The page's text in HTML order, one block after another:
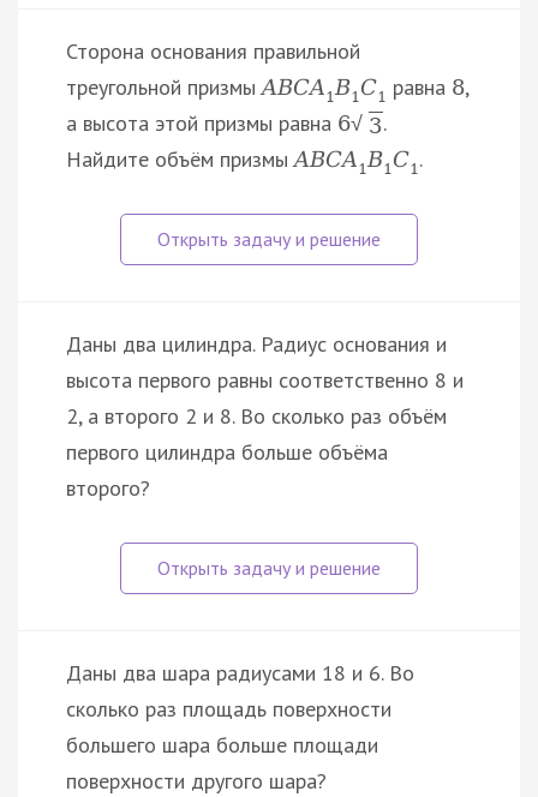
Сторона основания правильной
треугольной призмыABCA 1B1C1 равна 8,
а высота этой призмы равна 6√ 3.
Найдите объём призмыABCA 1B1C1.
Даны два цилиндра. Радиус основания и
высота первого равны соответственно 8 и
2, а второго 2 и 8. Во сколько раз объём
первого цилиндра больше объёма
второго?
Даны два шара радиусами 18 и 6. Во
сколько раз площадь поверхности
большего шара больше площади
поверхности другого шара?